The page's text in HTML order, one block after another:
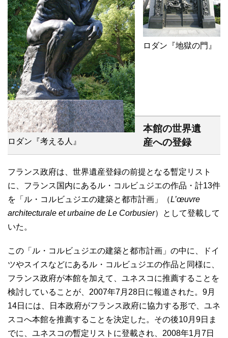
ロダン『考える人』
ロダン『地獄の門』
本館の世界遺
産への登録
フランス政府は、世界遺産登録の前提となる暫定リスト
に、フランス国内にあるル・コルビュジエの作品・計13件
を「ル・コルビュジエの建築と都市計画」（L’œuvre
architecturale et urbaine de Le Corbusier）として登載して
いた。
この「ル・コルビュジエの建築と都市計画」の中に、ドイ
ツやスイスなどにあるル・コルビュジエの作品と同様に、
フランス政府が本館を加えて、ユネスコに推薦することを
検討していることが、2007年7月28日に報道された。9月
14日には、日本政府がフランス政府に協力する形で、ユネ
スコへ本館を推薦することを決定した。その後10月9日ま
でに、ユネスコの暫定リストに登載され、2008年1月7日